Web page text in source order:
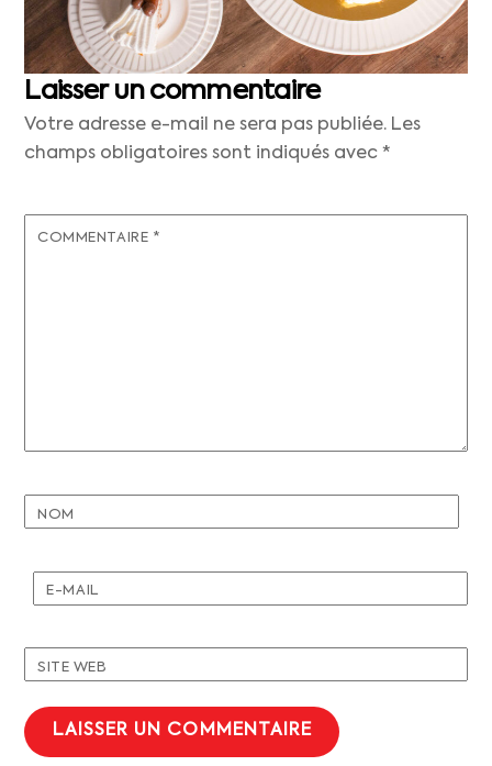
Laisser un commentaire
Votre adresse e-mail ne sera pas publiée. Les
champs obligatoires sont indiqués avec*
COMMENTAIRE *
NOM
E-MAIL
SITE WEB